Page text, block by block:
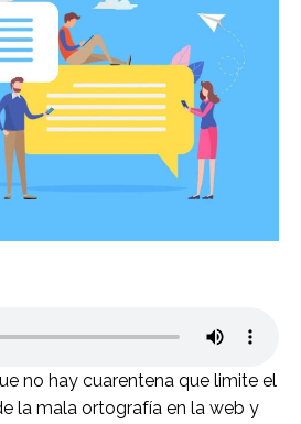
no hay cuarentena que limite el
la mala ortografía en la web y